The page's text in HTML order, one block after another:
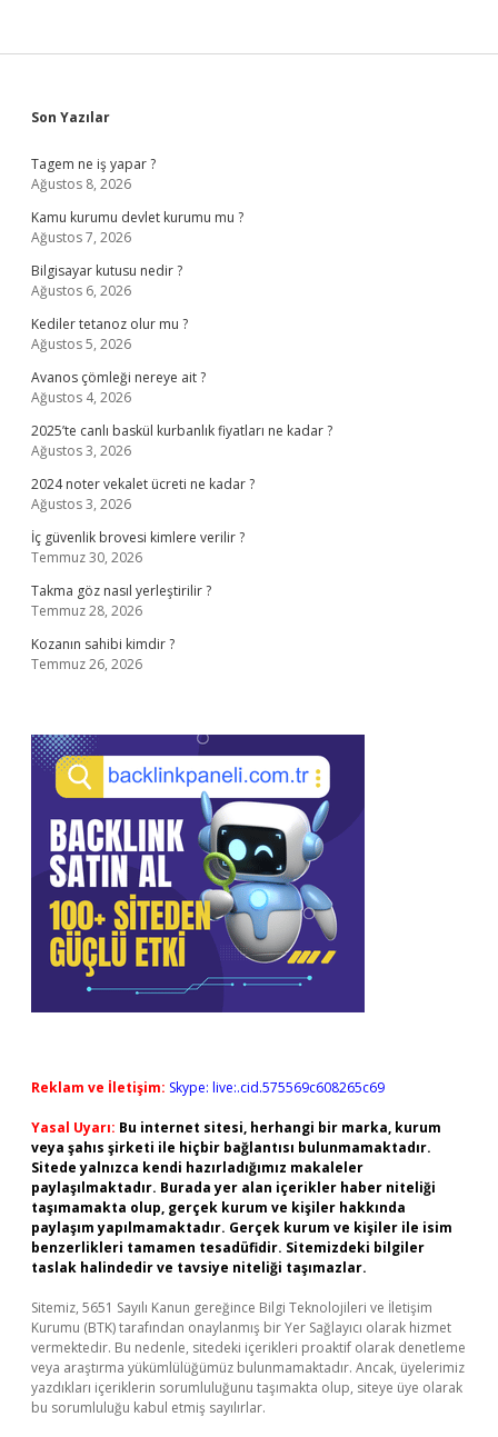
Sidebar
Son Yazılar
Tagem ne iş yapar ?
Ağustos 8, 2026
Kamu kurumu devlet kurumu mu ?
Ağustos 7, 2026
Bilgisayar kutusu nedir ?
Ağustos 6, 2026
Kediler tetanoz olur mu ?
Ağustos 5, 2026
Avanos çömleği nereye ait ?
Ağustos 4, 2026
2025’te canlı baskül kurbanlık fiyatları ne kadar ?
Ağustos 3, 2026
2024 noter vekalet ücreti ne kadar ?
Ağustos 3, 2026
İç güvenlik brovesi kimlere verilir ?
Temmuz 30, 2026
Takma göz nasıl yerleştirilir ?
Temmuz 28, 2026
Kozanın sahibi kimdir ?
Temmuz 26, 2026
Reklam ve İletişim: Skype: live:.cid.575569c608265c69
Yasal Uyarı: Bu internet sitesi, herhangi bir marka, kurum
veya şahıs şirketi ile hiçbir bağlantısı bulunmamaktadır.
Sitede yalnızca kendi hazırladığımız makaleler
paylaşılmaktadır. Burada yer alan içerikler haber niteliği
taşımamakta olup, gerçek kurum ve kişiler hakkında
paylaşım yapılmamaktadır. Gerçek kurum ve kişiler ile isim
benzerlikleri tamamen tesadüfidir. Sitemizdeki bilgiler
taslak halindedir ve tavsiye niteliği taşımazlar.
Sitemiz, 5651 Sayılı Kanun gereğince Bilgi Teknolojileri ve İletişim
Kurumu (BTK) tarafından onaylanmış bir Yer Sağlayıcı olarak hizmet
vermektedir. Bu nedenle, sitedeki içerikleri proaktif olarak denetleme
veya araştırma yükümlülüğümüz bulunmamaktadır. Ancak, üyelerimiz
yazdıkları içeriklerin sorumluluğunu taşımakta olup, siteye üye olarak
bu sorumluluğu kabul etmiş sayılırlar.